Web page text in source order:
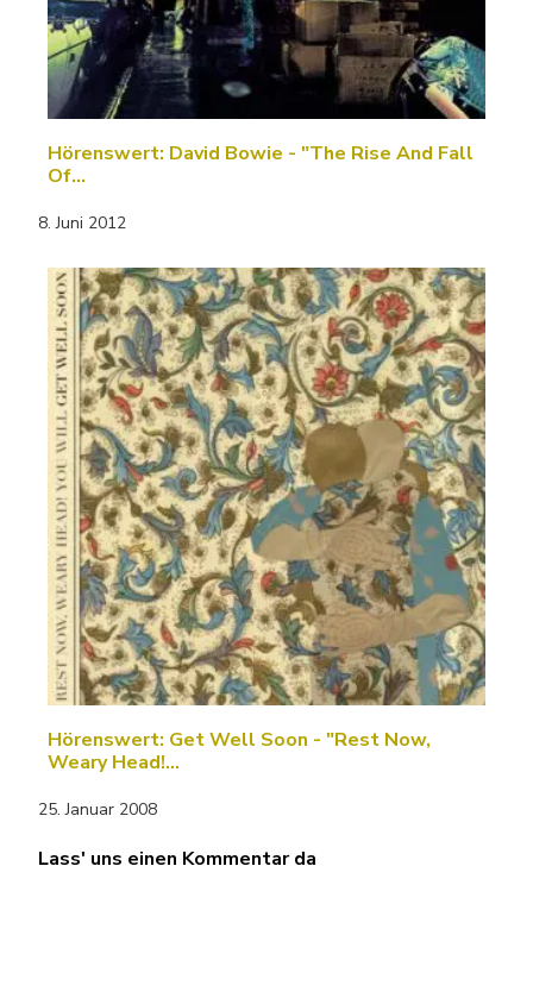
Hörenswert: David Bowie - "The Rise And Fall
Of…
8. Juni 2012
Hörenswert: Get Well Soon - "Rest Now,
Weary Head!…
25. Januar 2008
Lass' uns einen Kommentar da